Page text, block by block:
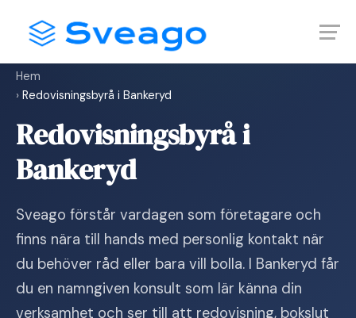
content
Hem
› Redovisningsbyrå i Bankeryd
Redovisningsbyrå i
Bankeryd
Sveago förstår vardagen som företagare och
finns nära till hands med personlig kontakt när
du behöver råd eller bara vill bolla. I Bankeryd får
du en namngiven konsult som lär känna din
verksamhet och ser till att redovisning, bokslut